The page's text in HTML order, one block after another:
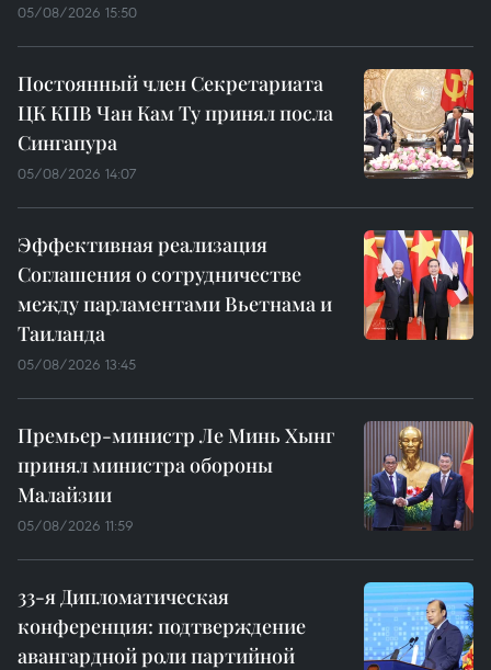
05/08/2026 15:50
Постоянный член Секретариата
ЦК КПВ Чан Кам Ту принял посла
Сингапура
05/08/2026 14:07
Эффективная реализация
Соглашения о сотрудничестве
между парламентами Вьетнама и
Таиланда
05/08/2026 13:45
Премьер-министр Ле Минь Хынг
принял министра обороны
Малайзии
05/08/2026 11:59
33-я Дипломатическая
конференция: подтверждение
авангардной роли партийной